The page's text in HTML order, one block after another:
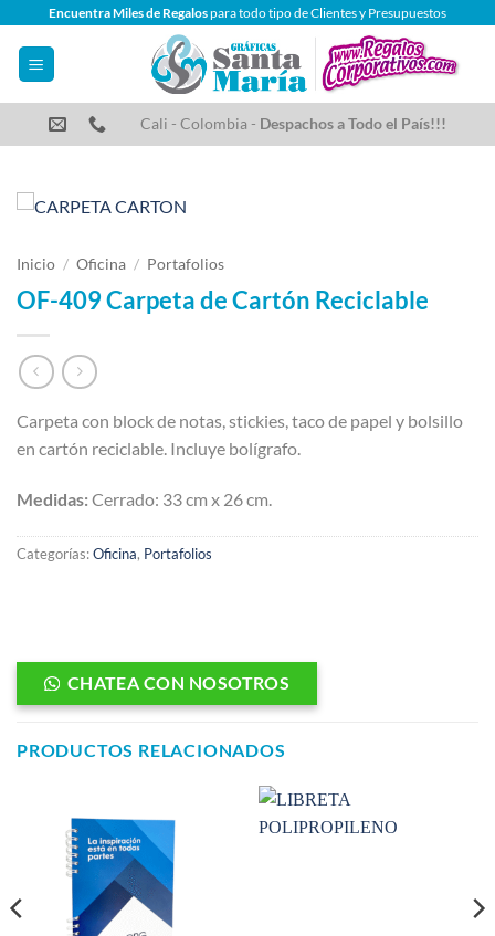
contenido
Encuentra Miles de Regalospara todo tipo de Clientes y Presupuestos
Cali - Colombia - Despachos a Todo el País!!!
Inicio / Oficina / Portafolios
OF-409 Carpeta de Cartón Reciclable
Carpeta con block de notas, stickies, taco de papel y bolsillo
en cartón reciclable. Incluye bolígrafo.
Medidas: Cerrado: 33 cm x 26 cm.
Categorías:Oficina, Portafolios
CHATEA CON NOSOTROS
PRODUCTOS RELACIONADOS